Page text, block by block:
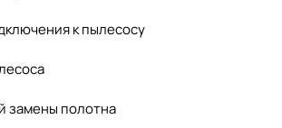
к пылесосу
замены полотна